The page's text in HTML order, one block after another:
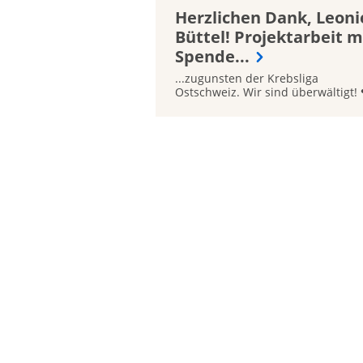
Herzlichen Dank,
Büttel! Projektarbeit
Spende...
...zugunsten der Krebsliga
Ostschweiz. Wir sind überwältigt!